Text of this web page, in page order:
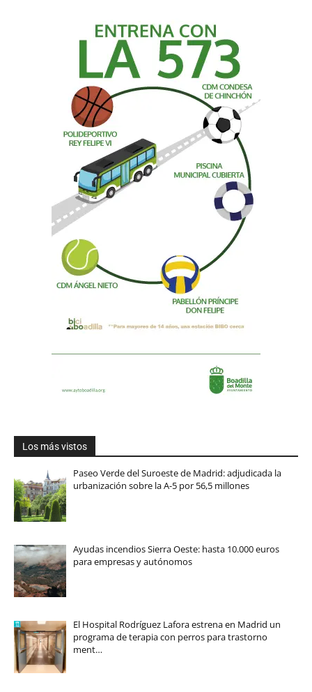
Los más vistos
Paseo Verde del Suroeste de Madrid: adjudicada la
urbanización sobre la A-5 por 56,5 millones
Ayudas incendios Sierra Oeste: hasta 10.000 euros
para empresas y autónomos
El Hospital Rodríguez Lafora estrena en Madrid un
programa de terapia con perros para trastorno
ment…